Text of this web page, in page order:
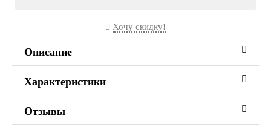
Хочу скидку!
Описание
Характеристики
Отзывы